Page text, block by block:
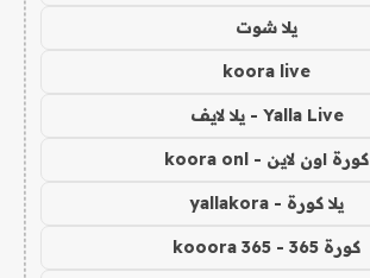
يلا شوت
koora live
Yalla Live - يلا لايف
كورة اون لاين - koora onl
يلا كورة - yallakora
كورة 365 - kooora 365